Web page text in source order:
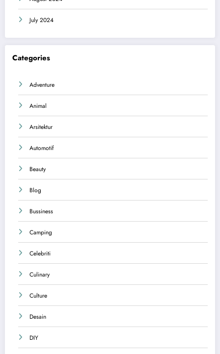
July 2024
Categories
Adventure
Animal
Arsitektur
Automotif
Beauty
Blog
Bussiness
Camping
Celebriti
Culinary
Culture
Desain
DIY